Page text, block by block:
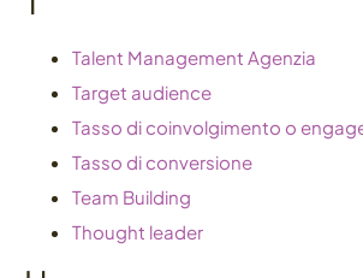
Talent Management Agenzia
Target audience
Tasso di coinvolgimento o
Tasso di conversione
Team Building
Thought leader